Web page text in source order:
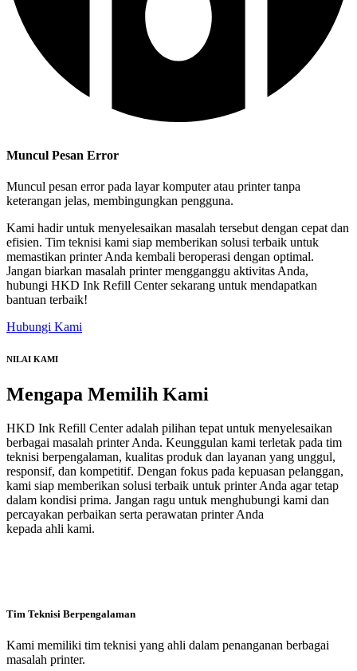
Muncul Pesan Error
Muncul pesan error pada layar komputer atau printer tanpa
keterangan jelas, membingungkan pengguna.
Kami hadir untuk menyelesaikan masalah tersebut dengan cepat dan
efisien. Tim teknisi kami siap memberikan solusi terbaik untuk
memastikan printer Anda kembali beroperasi dengan optimal.
Jangan biarkan masalah printer mengganggu aktivitas Anda,
hubungi HKD Ink Refill Center sekarang untuk mendapatkan
bantuan terbaik!
Hubungi Kami
NILAI KAMI
Mengapa Memilih Kami
HKD Ink Refill Center adalah pilihan tepat untuk menyelesaikan
berbagai masalah printer Anda. Keunggulan kami terletak pada tim
teknisi berpengalaman, kualitas produk dan layanan yang unggul,
responsif, dan kompetitif. Dengan fokus pada kepuasan pelanggan,
kami siap memberikan solusi terbaik untuk printer Anda agar tetap
dalam kondisi prima. Jangan ragu untuk menghubungi kami dan
percayakan perbaikan serta perawatan printer Anda
kepada ahli kami.
Tim Teknisi Berpengalaman
Kami memiliki tim teknisi yang ahli dalam penanganan berbagai
masalah printer.